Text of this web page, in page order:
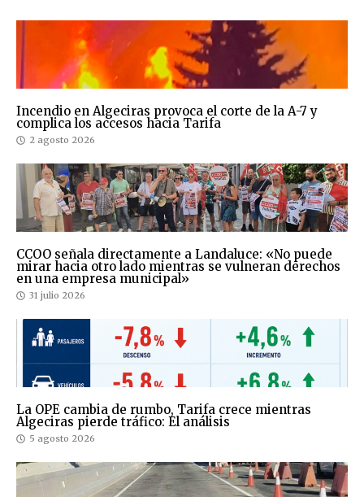
Incendio en Algeciras provoca el corte de la A-7 y
complica los accesos hacia Tarifa
2 agosto 2026
CCOO señala directamente a Landaluce: «No puede
mirar hacia otro lado mientras se vulneran derechos
en una empresa municipal»
31 julio 2026
La OPE cambia de rumbo, Tarifa crece mientras
Algeciras pierde tráfico: El análisis
5 agosto 2026